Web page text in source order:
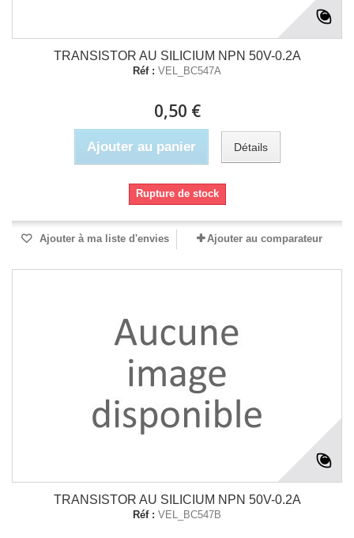
TRANSISTOR AU SILICIUM NPN 50V-0.2A
Réf : VEL_BC547A
0,50 €
Ajouter au panier Détails
Rupture de stock
Ajouter à ma liste d'envies Ajouter au comparateur
TRANSISTOR AU SILICIUM NPN 50V-0.2A
Réf : VEL_BC547B